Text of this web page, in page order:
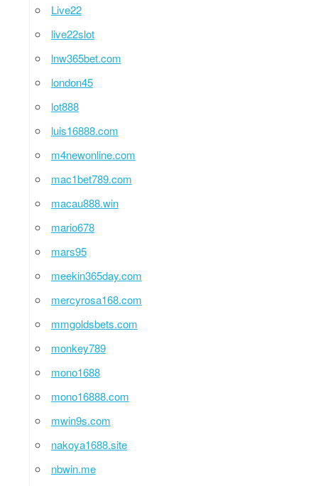
Live22
live22slot
lnw365bet.com
london45
lot888
luis16888.com
m4newonline.com
mac1bet789.com
macau888.win
mario678
mars95
meekin365day.com
mercyrosa168.com
mmgoldsbets.com
monkey789
mono1688
mono16888.com
mwin9s.com
nakoya1688.site
nbwin.me